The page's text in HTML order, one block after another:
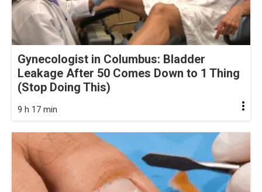
Gynecologist in Columbus: Bladder
Leakage After 50 Comes Down to 1 Thing
(Stop Doing This)
9 h 17 min